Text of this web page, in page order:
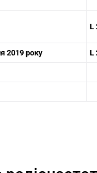
L
2019 року L